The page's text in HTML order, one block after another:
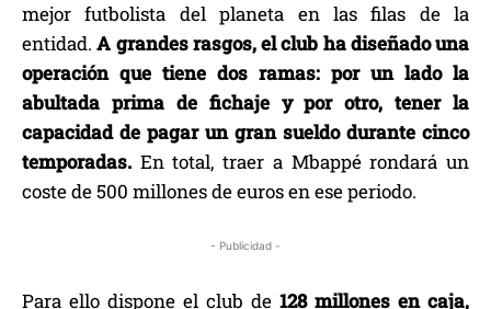
mejor futbolista del planeta en las filas de la
entidad.A grandes rasgos, el club ha diseñado una
operación que tiene dos ramas: por un lado la
abultada prima de fichaje y por otro, tener la
capacidad de pagar un gran sueldo durante cinco
temporadas. En total, traer a Mbappé rondará un
coste de 500 millones de euros en ese periodo.
- Publicidad -
Para ello dispone el club de 128 millones en caja,